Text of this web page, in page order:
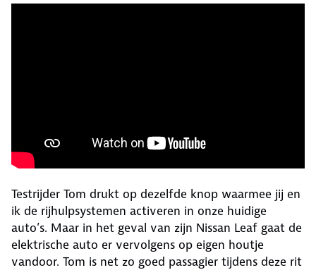
Testrijder Tom drukt op dezelfde knop waarmee jij en
ik de rijhulpsystemen activeren in onze huidige
auto’s. Maar in het geval van zijn Nissan Leaf gaat de
elektrische auto er vervolgens op eigen houtje
vandoor. Tom is net zo goed passagier tijdens deze rit